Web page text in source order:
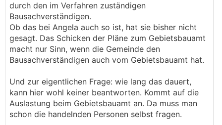
durch den im Verfahren zuständigen
Bausachverständigen.
Ob das bei Angela auch so ist, hat sie bisher nicht
gesagt. Das Schicken der Pläne zum Gebietsbauamt
macht nur Sinn, wenn die Gemeinde den
Bausachverständigen auch vom Gebietsbauamt hat.
Und zur eigentlichen Frage: wie lang das dauert,
kann hier wohl keiner beantworten. Kommt auf die
Auslastung beim Gebietsbauamt an. Da muss man
schon die handelnden Personen selbst fragen.